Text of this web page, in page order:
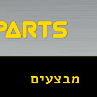
מבצעים